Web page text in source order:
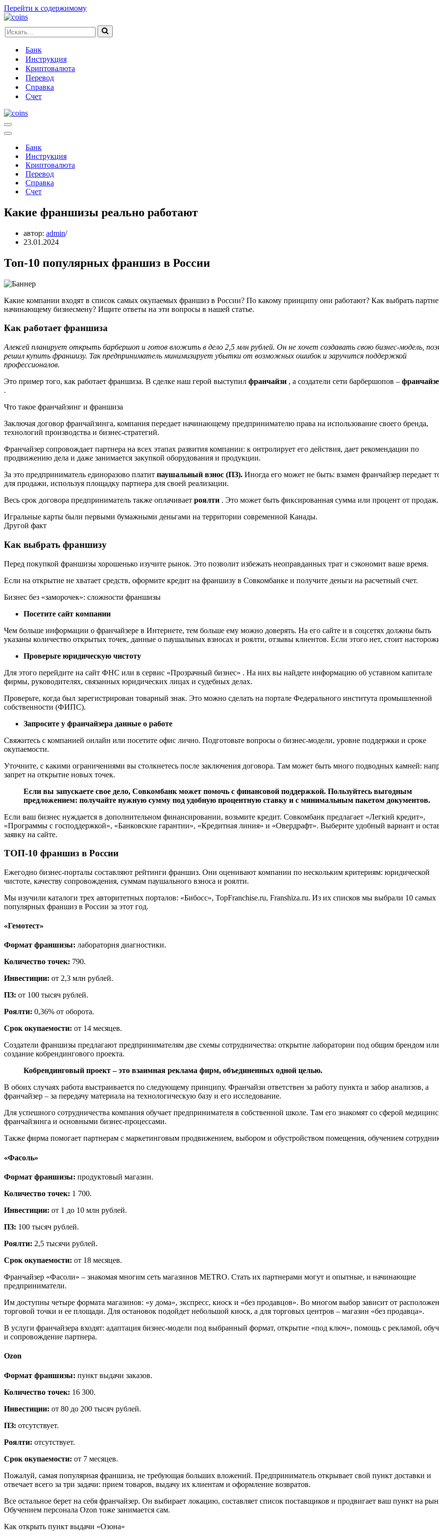
Перейти к содержимому
Искать...
Банк
Инструкция
Криптовалюта
Перевод
Справка
Счет
Меню
навигации
Меню
навигацииБанк
Инструкция
Криптовалюта
Перевод
Справка
Счет
Какие франшизы реально работают
автор: admin
23.01.2024
Топ-10 популярных франшиз в России
Какие компании входят в список самых окупаемых франшиз в России? По какому принципу они работают? Как выбрать
начинающему бизнесмену? Ищите ответы на эти вопросы в нашей статье.
Как работает франшиза
Алексей планирует открыть барбершоп и готов вложить в дело 2,5 млн рублей. Он не хочет создавать свою бизнес-модель,
решил купить франшизу. Так предприниматель минимизирует убытки от возможных ошибок и заручится поддержкой
профессионалов.
Это пример того, как работает франшиза. В сделке наш герой выступил франчайзи , а создатели сети барбершопов –
.
Что такое франчайзинг и франшиза
Заключая договор франчайзинга, компания передает начинающему предпринимателю права на использование своего бренда,
технологий производства и бизнес-стратегий.
Франчайзер сопровождает партнера на всех этапах развития компании: к онтролирует его действия, дает рекомендации по
продвижению дела и даже занимается закупкой оборудования и продукции.
За это предприниматель единоразово платит паушальный взнос (ПЗ). Иногда его может не быть: взамен франчайзер передает
для продажи, используя площадку партнера для своей реализации.
Весь срок договора предприниматель также оплачивает роялти . Это может быть фиксированная сумма или процент от продаж.
Игральные карты были первыми бумажными деньгами на территории современной Канады.
Другой факт
Как выбрать франшизу
Перед покупкой франшизы хорошенько изучите рынок. Это позволит избежать неоправданных трат и сэкономит ваше время.
Если на открытие не хватает средств, оформите кредит на франшизу в Совкомбанке и получите деньги на расчетный счет.
Бизнес без «заморочек»: сложности франшизы
Посетите сайт компании
Чем больше информации о франчайзере в Интернете, тем больше ему можно доверять. На его сайте и в соцсетях должны быть
указаны количество открытых точек, данные о паушальных взносах и роялти, отзывы клиентов. Если этого нет, стоит
Проверьте юридическую чистоту
Для этого перейдите на сайт ФНС или в сервис «Прозрачный бизнес» . На них вы найдете информацию об уставном капитале
фирмы, руководителях, связанных юридических лицах и судебных делах.
Проверьте, когда был зарегистрирован товарный знак. Это можно сделать на портале Федерального института промышленной
собственности (ФИПС).
Запросите у франчайзера данные о работе
Свяжитесь с компанией онлайн или посетите офис лично. Подготовьте вопросы о бизнес-модели, уровне поддержки и сроке
окупаемости.
Уточните, с какими ограничениями вы столкнетесь после заключения договора. Там может быть много подводных камней:
запрет на открытие новых точек.
Если вы запускаете свое дело, Совкомбанк может помочь с финансовой поддержкой. Пользуйтесь выгодным
предложением: получайте нужную сумму под удобную процентную ставку и с минимальным пакетом документов.
Если ваш бизнес нуждается в дополнительном финансировании, возьмите кредит. Совкомбанк предлагает «Легкий кредит»,
«Программы с господдержкой», «Банковские гарантии», «Кредитная линия» и «Овердрафт». Выберите удобный вариант и
заявку на сайте.
ТОП-10 франшиз в России
Ежегодно бизнес-порталы составляют рейтинги франшиз. Они оценивают компании по нескольким критериям: юридической
чистоте, качеству сопровождения, суммам паушального взноса и роялти.
Мы изучили каталоги трех авторитетных порталов: «Бибосс», TopFranchise.ru, Franshiza.ru. Из их списков мы выбрали 10 самых
популярных франшиз в России за этот год.
«Гемотест»
Формат франшизы: лаборатория диагностики.
Количество точек: 790.
Инвестиции: от 2,3 млн рублей.
ПЗ: от 100 тысяч рублей.
Роялти: 0,36% от оборота.
Срок окупаемости: от 14 месяцев.
Создатели франшизы предлагают предпринимателям две схемы сотрудничества: открытие лаборатории под общим брендом или
создание кобрендингового проекта.
Кобрендинговый проект – это взаимная реклама фирм, объединенных одной целью.
В обоих случаях работа выстраивается по следующему принципу. Франчайзи ответствен за работу пункта и забор анализов, а
франчайзер – за передачу материала на технологическую базу и его исследование.
Для успешного сотрудничества компания обучает предпринимателя в собственной школе. Там его знакомят со сферой
франчайзинга и основными бизнес-процессами.
Также фирма помогает партнерам с маркетинговым продвижением, выбором и обустройством помещения, обучением
«Фасоль»
Формат франшизы: продуктовый магазин.
Количество точек: 1 700.
Инвестиции: от 1 до 10 млн рублей.
ПЗ: 100 тысяч рублей.
Роялти: 2,5 тысячи рублей.
Срок окупаемости: от 18 месяцев.
Франчайзер «Фасоли» – знакомая многим сеть магазинов METRO. Стать их партнерами могут и опытные, и начинающие
предприниматели.
Им доступны четыре формата магазинов: «у дома», экспресс, киоск и «без продавцов». Во многом выбор зависит от
торговой точки и ее площади. Для остановок подойдет небольшой киоск, а для торговых центров – магазин «без продавца».
В услуги франчайзера входят: адаптация бизнес-модели под выбранный формат, открытие «под ключ», помощь с рекламой,
и сопровождение партнера.
Ozon
Формат франшизы: пункт выдачи заказов.
Количество точек: 16 300.
Инвестиции: от 80 до 200 тысяч рублей.
ПЗ: отсутствует.
Роялти: отсутствует.
Срок окупаемости: от 7 месяцев.
Пожалуй, самая популярная франшиза, не требующая больших вложений. Предприниматель открывает свой пункт доставки и
отвечает всего за три задачи: прием товаров, выдачу их клиентам и оформление возвратов.
Все остальное берет на себя франчайзер. Он выбирает локацию, составляет список поставщиков и продвигает ваш пункт на
Обучением персонала Ozon тоже занимается сам.
Как открыть пункт выдачи «Озона»